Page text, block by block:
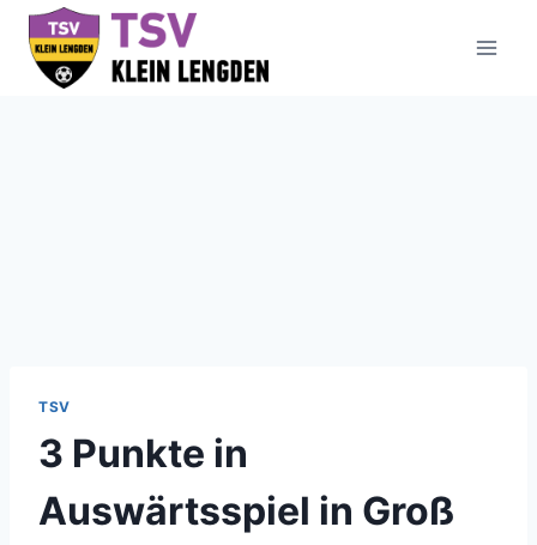
Zum
Inhalt
springen
TSV
3 Punkte in
Auswärtsspiel in Groß